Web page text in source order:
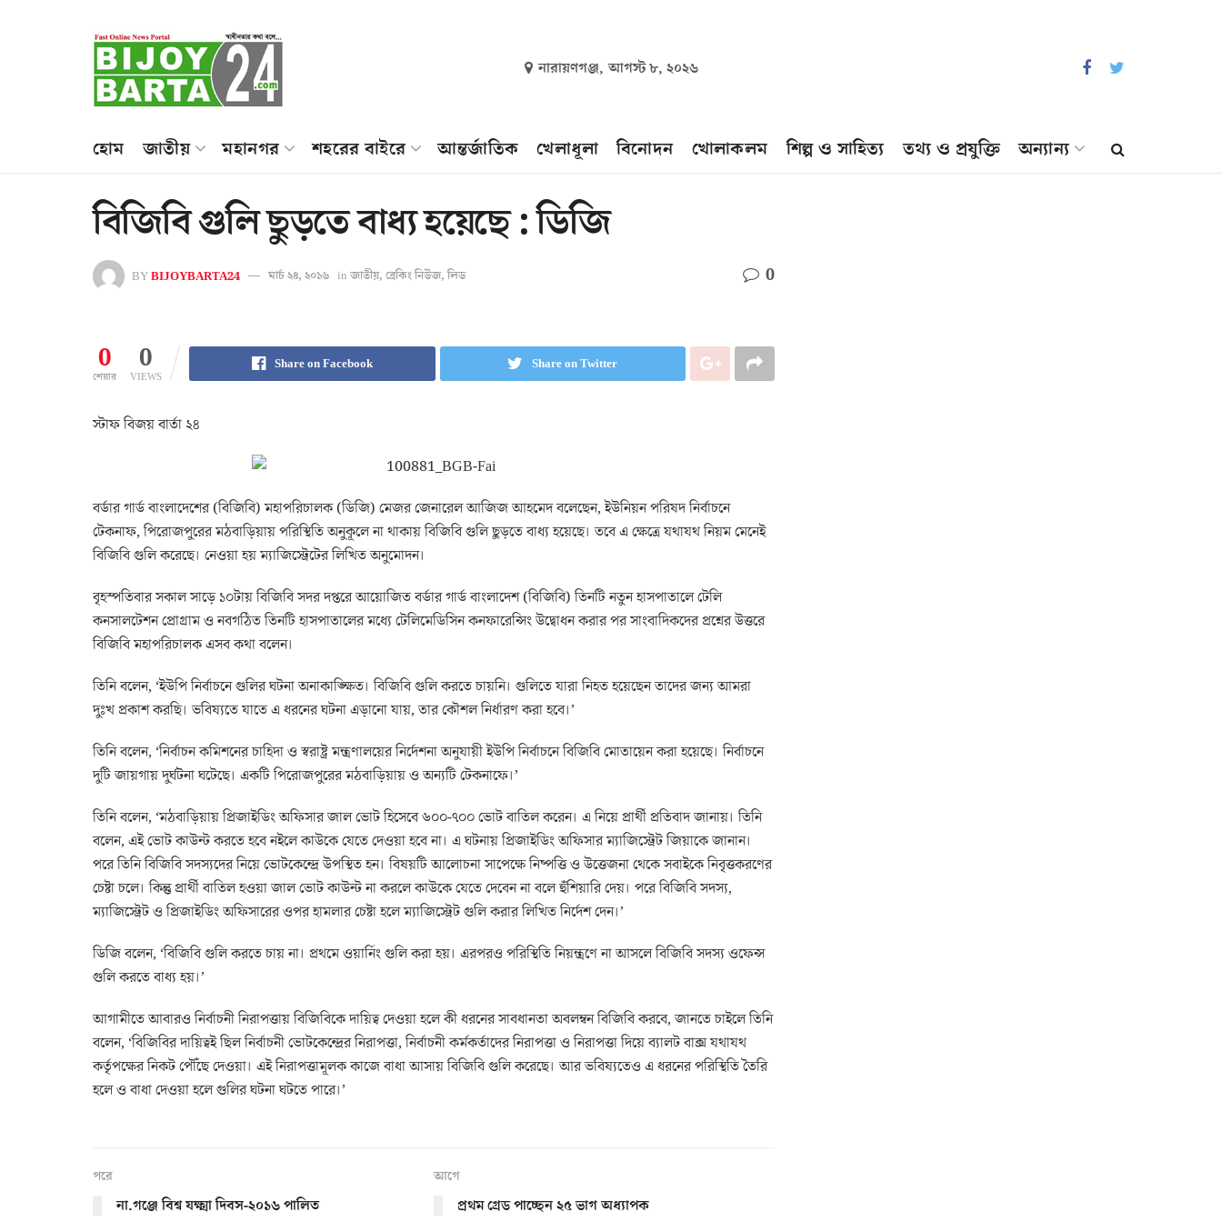
নারায়ণগঞ্জ, আগস্ট ৮, ২০২৬
হোম জাতীয় মহানগর শহরের বাইরে আন্তর্জাতিক খেলাধূলা বিনোদন খোলাকলম শিল্প ও সাহিত্য তথ্য ও প্রযুক্তি অন্যান্য
বিজিবি গুলি ছুড়তে বাধ্য হয়েছে : ডিজি
BYBIJOYBARTA24 মার্চ ২৪, ২০১৬ in জাতীয়, ব্রেকিং নিউজ, লিড 0
0
শেয়ার
0
VIEWS
Share on Facebook Share on Twitter
স্টাফ বিজয় বার্তা ২৪
বর্ডার গার্ড বাংলাদেশের (বিজিবি) মহাপরিচালক (ডিজি) মেজর জেনারেল আজিজ আহমেদ বলেছেন, ইউনিয়ন পরিষদ নির্বাচনে
টেকনাফ, পিরোজপুরের মঠবাড়িয়ায় পরিস্থিতি অনুকূলে না থাকায় বিজিবি গুলি ছুড়তে বাধ্য হয়েছে। তবে এ ক্ষেত্রে যথাযথ নিয়ম মেনেই
বিজিবি গুলি করেছে। নেওয়া হয় ম্যাজিস্ট্রেটের লিখিত অনুমোদন।
বৃহস্পতিবার সকাল সাড়ে ১০টায় বিজিবি সদর দপ্তরে আয়োজিত বর্ডার গার্ড বাংলাদেশ (বিজিবি) তিনটি নতুন হাসপাতালে টেলি
কনসালটেশন প্রোগ্রাম ও নবগঠিত তিনটি হাসপাতালের মধ্যে টেলিমেডিসিন কনফারেন্সিং উদ্বোধন করার পর সাংবাদিকদের প্রশ্নের উত্তরে
বিজিবি মহাপরিচালক এসব কথা বলেন।
তিনি বলেন, ‘ইউপি নির্বাচনে গুলির ঘটনা অনাকাঙ্ক্ষিত। বিজিবি গুলি করতে চায়নি। গুলিতে যারা নিহত হয়েছেন তাদের জন্য আমরা
দুঃখ প্রকাশ করছি। ভবিষ্যতে যাতে এ ধরনের ঘটনা এড়ানো যায়, তার কৌশল নির্ধারণ করা হবে।’
তিনি বলেন, ‘নির্বাচন কমিশনের চাহিদা ও স্বরাষ্ট্র মন্ত্রণালয়ের নির্দেশনা অনুযায়ী ইউপি নির্বাচনে বিজিবি মোতায়েন করা হয়েছে। নির্বাচনে
দুটি জায়গায় দুর্ঘটনা ঘটেছে। একটি পিরোজপুরের মঠবাড়িয়ায় ও অন্যটি টেকনাফে।’
তিনি বলেন, ‘মঠবাড়িয়ায় প্রিজাইডিং অফিসার জাল ভোট হিসেবে ৬০০-৭০০ ভোট বাতিল করেন। এ নিয়ে প্রার্থী প্রতিবাদ জানায়। তিনি
বলেন, এই ভোট কাউন্ট করতে হবে নইলে কাউকে যেতে দেওয়া হবে না। এ ঘটনায় প্রিজাইডিং অফিসার ম্যাজিস্ট্রেট জিয়াকে জানান।
পরে তিনি বিজিবি সদস্যদের নিয়ে ভোটকেন্দ্রে উপস্থিত হন। বিষয়টি আলোচনা সাপেক্ষে নিষ্পত্তি ও উত্তেজনা থেকে সবাইকে নিবৃত্তকরণের
চেষ্টা চলে। কিন্তু প্রার্থী বাতিল হওয়া জাল ভোট কাউন্ট না করলে কাউকে যেতে দেবেন না বলে হুঁশিয়ারি দেয়। পরে বিজিবি সদস্য,
ম্যাজিস্ট্রেট ও প্রিজাইডিং অফিসারের ওপর হামলার চেষ্টা হলে ম্যাজিস্ট্রেট গুলি করার লিখিত নির্দেশ দেন।’
ডিজি বলেন, ‘বিজিবি গুলি করতে চায় না। প্রথমে ওয়ার্নিং গুলি করা হয়। এরপরও পরিস্থিতি নিয়ন্ত্রণে না আসলে বিজিবি সদস্য ওফেন্স
গুলি করতে বাধ্য হয়।’
আগামীতে আবারও নির্বাচনী নিরাপত্তায় বিজিবিকে দায়িত্ব দেওয়া হলে কী ধরনের সাবধানতা অবলম্বন বিজিবি করবে, জানতে চাইলে তিনি
বলেন, ‘বিজিবির দায়িত্বই ছিল নির্বাচনী ভোটকেন্দ্রের নিরাপত্তা, নির্বাচনী কর্মকর্তাদের নিরাপত্তা ও নিরাপত্তা দিয়ে ব্যালট বাক্স যথাযথ
কর্তৃপক্ষের নিকট পৌঁছে দেওয়া। এই নিরাপত্তামূলক কাজে বাধা আসায় বিজিবি গুলি করেছে। আর ভবিষ্যতেও এ ধরনের পরিস্থিতি তৈরি
হলে ও বাধা দেওয়া হলে গুলির ঘটনা ঘটতে পারে।’
পরে
না.গঞ্জে বিশ্ব যক্ষ্মা দিবস-২০১৬ পালিত
আগে
প্রথম গ্রেড পাচ্ছেন ২৫ ভাগ অধ্যাপক